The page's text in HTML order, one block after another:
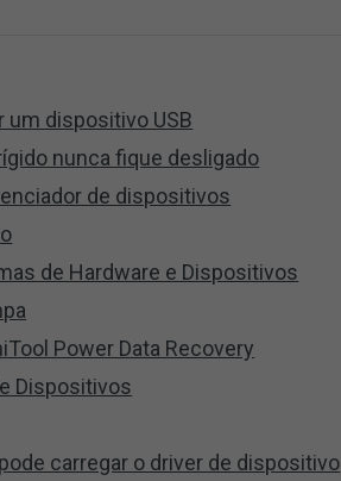
um dispositivo USB
nunca fique desligado
de dispositivos
de Hardware e Dispositivos
Power Data Recovery
Dispositivos
carregar o driver de dispositivo